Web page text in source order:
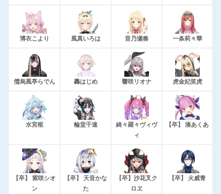
博衣こより 風真いろは 音乃瀬奏 一条莉々華
儒烏風亭らでん 轟はじめ 響咲リオナ 虎金妃笑虎
水宮枢 輪堂千速
綺々羅々ヴィヴ
ィ
【卒】 湊あくあ
【卒】 紫咲シオ
ン
【卒】 天音かな
た
【卒】沙花叉ク
ロヱ
【卒】 火威青